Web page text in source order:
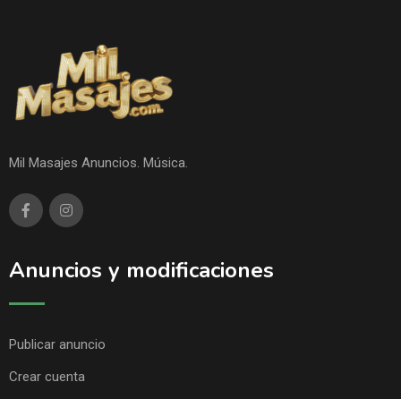
Mil Masajes Anuncios. Música.
Anuncios y modificaciones
Publicar anuncio
Crear cuenta